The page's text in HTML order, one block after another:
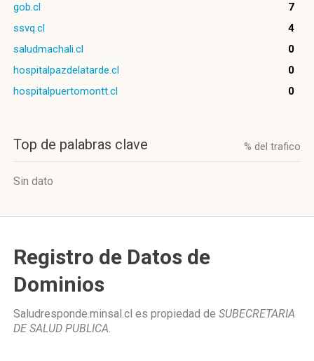
gob.cl
7
ssvq.cl
4
saludmachali.cl
0
hospitalpazdelatarde.cl
0
hospitalpuertomontt.cl
0
Top de palabras clave % del trafico
Sin dato
Registro de Datos de
Dominios
Saludresponde.minsal.cl es propiedad de SUBECRETARIA
DE SALUD PUBLICA.